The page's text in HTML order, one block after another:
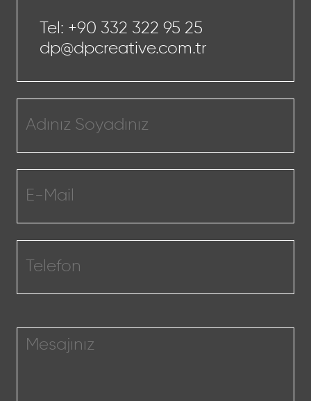
Tel: +90 332 322 95 25
dp@dpcreative.com.tr